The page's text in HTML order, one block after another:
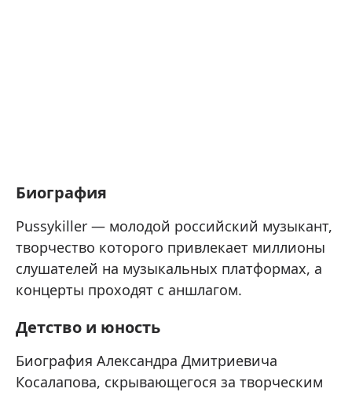
Биография
Pussykiller — молодой российский музыкант,
творчество которого привлекает миллионы
слушателей на музыкальных платформах, а
концерты проходят с аншлагом.
Детство и юность
Биография Александра Дмитриевича
Косалапова, скрывающегося за творческим